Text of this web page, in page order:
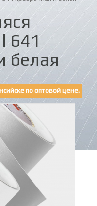
641
белая
по оптовой цене.